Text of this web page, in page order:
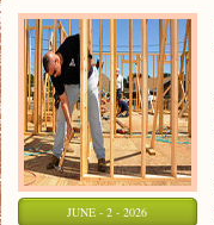
JUNE - 2 - 2026